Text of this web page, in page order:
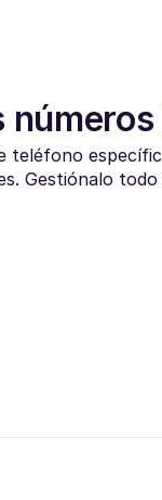
teléfono
Gestiónalo